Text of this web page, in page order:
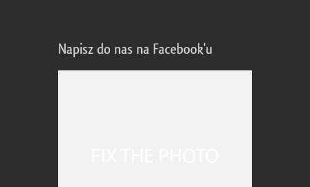
Napisz do nas na Facebook'u